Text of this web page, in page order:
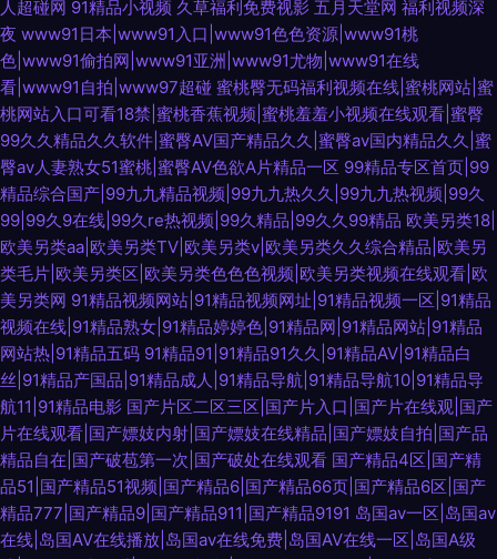
人超碰网 91精品小视频 久草福利免费视影 五月天堂网 福利视频深
夜 www91日本|www91入口|www91色色资源|www91桃
色|www91偷拍网|www91亚洲|www91尤物|www91在线
看|www91自拍|www97超碰 蜜桃臀无码福利视频在线|蜜桃网站|蜜
桃网站入口可看18禁|蜜桃香蕉视频|蜜桃羞羞小视频在线观看|蜜臀
99久久精品久久软件|蜜臀AV国产精品久久|蜜臀av国内精品久久|蜜
臀av人妻熟女51蜜桃|蜜臀AV色欲A片精品一区 99精品专区首页|99
精品综合国产|99九九精品视频|99九九热久久|99九九热视频|99久
99|99久9在线|99久re热视频|99久精品|99久久99精品 欧美另类18|
欧美另类aa|欧美另类TV|欧美另类v|欧美另类久久综合精品|欧美另
类毛片|欧美另类区|欧美另类色色色视频|欧美另类视频在线观看|欧
美另类网 91精品视频网站|91精品视频网址|91精品视频一区|91精品
视频在线|91精品熟女|91精品婷婷色|91精品网|91精品网站|91精品
网站热|91精品五码 91精品91|91精品91久久|91精品AV|91精品白
丝|91精品产国品|91精品成人|91精品导航|91精品导航10|91精品导
航11|91精品电影 国产片区二区三区|国产片入口|国产片在线观|国产
片在线观看|国产嫖妓内射|国产嫖妓在线精品|国产嫖妓自拍|国产品
精品自在|国产破苞第一次|国产破处在线观看 国产精品4区|国产精
品51|国产精品51视频|国产精品6|国产精品66页|国产精品6区|国产
精品777|国产精品9|国产精品911|国产精品9191 岛国av一区|岛国av
在线|岛国AV在线播放|岛国av在线免费|岛国AV在线一区|岛国A级